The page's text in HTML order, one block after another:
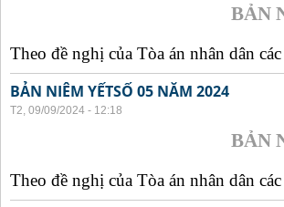
BẢN
Theo đề nghị của Tòa án nhân dân
BẢN NIÊM YẾTSỐ 05 NĂM 2024
T2, 09/09/2024 - 12:18
BẢN
Theo đề nghị của Tòa án nhân dân